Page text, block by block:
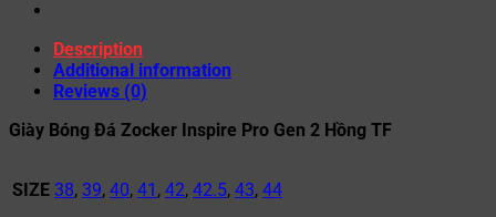
Description
Additional information
Reviews (0)
Giày Bóng Đá Zocker Inspire Pro Gen 2 Hồng TF
SIZE 38, 39, 40, 41 , 42, 42.5, 43, 44